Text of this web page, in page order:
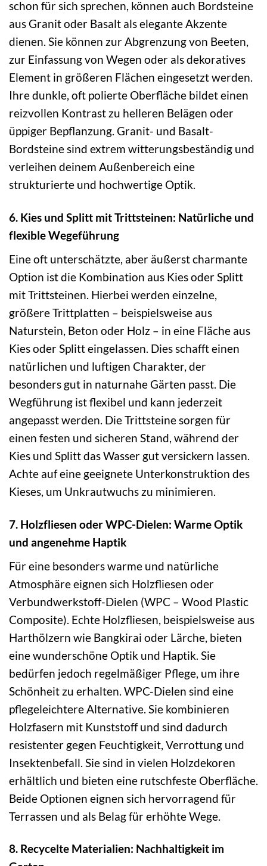
schon für sich sprechen, können auch Bordsteine
aus Granit oder Basalt als elegante Akzente
dienen. Sie können zur Abgrenzung von Beeten,
zur Einfassung von Wegen oder als dekoratives
Element in größeren Flächen eingesetzt werden.
Ihre dunkle, oft polierte Oberfläche bildet einen
reizvollen Kontrast zu helleren Belägen oder
üppiger Bepflanzung. Granit- und Basalt-
Bordsteine sind extrem witterungsbeständig und
verleihen deinem Außenbereich eine
strukturierte und hochwertige Optik.
6. Kies und Splitt mit Trittsteinen: Natürliche und
flexible Wegeführung
Eine oft unterschätzte, aber äußerst charmante
Option ist die Kombination aus Kies oder Splitt
mit Trittsteinen. Hierbei werden einzelne,
größere Trittplatten – beispielsweise aus
Naturstein, Beton oder Holz – in eine Fläche aus
Kies oder Splitt eingelassen. Dies schafft einen
natürlichen und luftigen Charakter, der
besonders gut in naturnahe Gärten passt. Die
Wegführung ist flexibel und kann jederzeit
angepasst werden. Die Trittsteine sorgen für
einen festen und sicheren Stand, während der
Kies und Splitt das Wasser gut versickern lassen.
Achte auf eine geeignete Unterkonstruktion des
Kieses, um Unkrautwuchs zu minimieren.
7. Holzfliesen oder WPC-Dielen: Warme Optik
und angenehme Haptik
Für eine besonders warme und natürliche
Atmosphäre eignen sich Holzfliesen oder
Verbundwerkstoff-Dielen (WPC – Wood Plastic
Composite). Echte Holzfliesen, beispielsweise aus
Harthölzern wie Bangkirai oder Lärche, bieten
eine wunderschöne Optik und Haptik. Sie
bedürfen jedoch regelmäßiger Pflege, um ihre
Schönheit zu erhalten. WPC-Dielen sind eine
pflegeleichtere Alternative. Sie kombinieren
Holzfasern mit Kunststoff und sind dadurch
resistenter gegen Feuchtigkeit, Verrottung und
Insektenbefall. Sie sind in vielen Holzdekoren
erhältlich und bieten eine rutschfeste Oberfläche.
Beide Optionen eignen sich hervorragend für
Terrassen und als Belag für erhöhte Wege.
8. Recycelte Materialien: Nachhaltigkeit im